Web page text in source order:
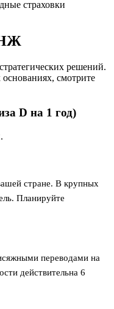
страховки
решений.
смотрите
D на 1 год)
стране. В крупных
Планируйте
переводами на
действительна 6